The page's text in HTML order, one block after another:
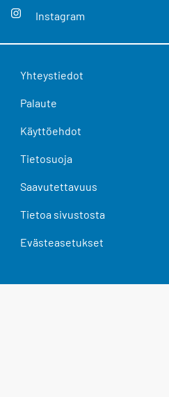
Instagram
Yhteystiedot
Palaute
Käyttöehdot
Tietosuoja
Saavutettavuus
Tietoa sivustosta
Evästeasetukset